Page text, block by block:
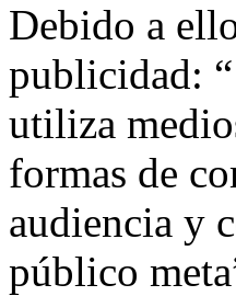
Debido a
publicidad:
utiliza
formas de
audiencia y
público